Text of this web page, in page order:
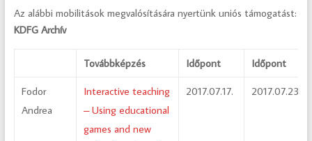
Az alábbi mobilitások megvalósítására nyertünk uniós támogatást:
KDFG Archív
Továbbképzés Időpont Időpont
Fodor
Andrea
Interactive teaching
– Using educational
games and new
2017.07.17. 2017.07.23.